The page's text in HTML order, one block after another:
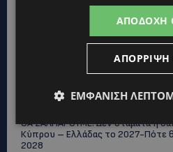
Αστυνομία ξεκαθαρίζει πώς
ΘΑ ΣΑΛΠΑΡΟΥΜΕ: Δεν σταματά η
Κύπρου – Ελλάδας το 2027-Πότε
2028
ΑΠΟΔΟΧΉ
ΕΜΦΆΝΙΣΗ